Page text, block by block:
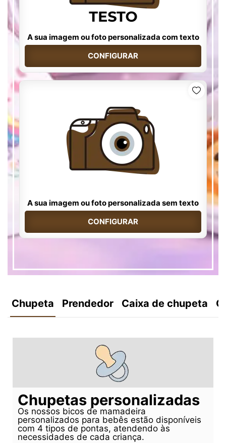
A sua imagem ou foto personalizada com texto
CONFIGURAR
A sua imagem ou foto personalizada sem texto
CONFIGURAR
Chupeta Prendedor Caixa de chupeta
Chupetas personalizadas
Os nossos bicos de mamadeira
personalizados para bebês estão disponíveis
com 4 tipos de pontas, atendendo às
necessidades de cada criança.